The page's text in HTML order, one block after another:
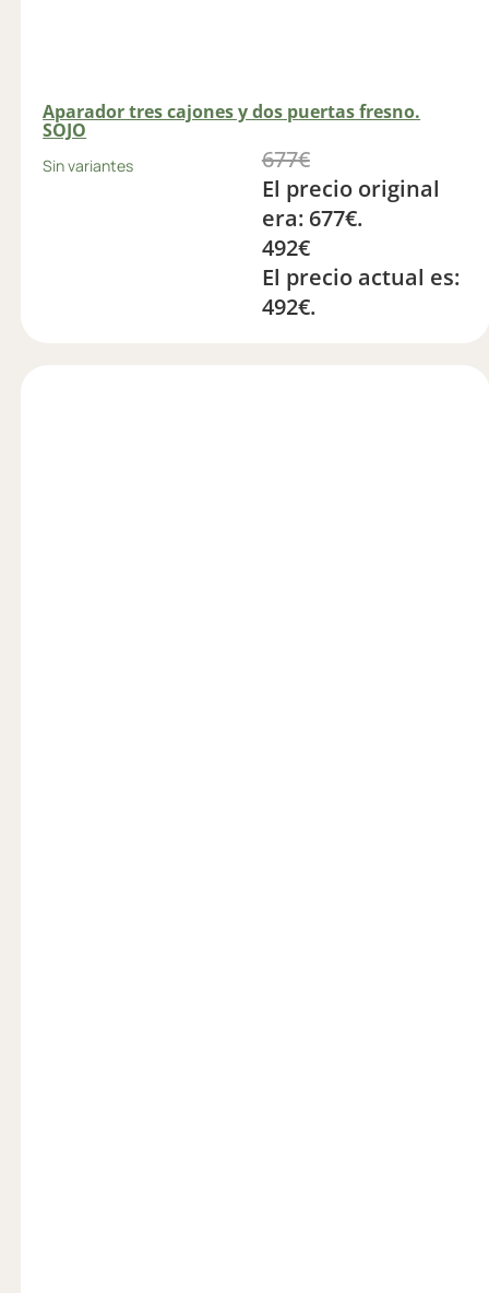
Aparador tres cajones y dos puertas fresno.
SOJO
Sin variantes 677€
El precio original
era: 677€.
492€
El precio actual es:
492€.